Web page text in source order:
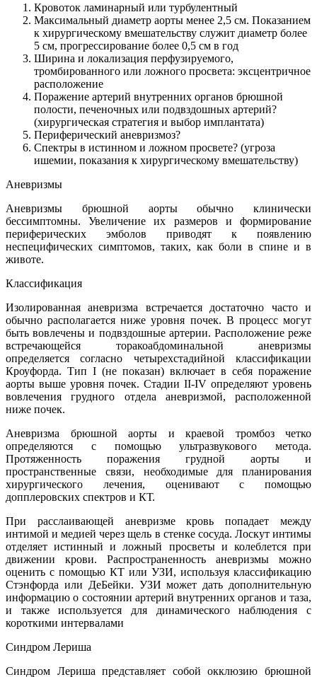
Кровоток ламинарный или турбулентный
Максимальный диаметр аорты менее 2,5 см. Показанием
к хирургическому вмешательству служит диаметр более
5 см, прогрессирование более 0,5 см в год
Ширина и локализация перфузируемого,
тромбированного или ложного просвета: эксцентричное
расположение
Поражение артерий внутренних органов брюшной
полости, печеночных или подвздошных артерий?
(хирургическая стратегия и выбор имплантата)
Периферический аневризмоз?
Спектры в истинном и ложном просвете? (угроза
ишемии, показания к хирургическому вмешательству)
Аневризмы
Аневризмы брюшной аорты обычно клинически
бессимптомны. Увеличение их размеров и формирование
периферических эмболов приводят к появлению
неспецифических симптомов, таких, как боли в спине и в
животе.
Классификация
Изолированная аневризма встречается достаточно часто и
обычно располагается ниже уровня почек. В процесс могут
быть вовлечены и подвздошные артерии. Расположение реже
встречающейся торакоабдоминальной аневризмы
определяется согласно четырехстадийной классификации
Кроуфорда. Тип I (не показан) включает в себя поражение
аорты выше уровня почек. Стадии II-IV определяют уровень
вовлечения грудного отдела аневризмой, расположенной
ниже почек.
Аневризма брюшной аорты и краевой тромбоз четко
определяются с помощью ультразвукового метода.
Протяженность поражения грудной аорты и
пространственные связи, необходимые для планирования
хирургического лечения, оценивают с помощью
допплеровских спектров и КТ.
При расслаивающей аневризме кровь попадает между
интимой и медией через щель в стенке сосуда. Лоскут интимы
отделяет истинный и ложный просветы и колеблется при
движении крови. Распространенность аневризмы можно
оценить с помощью КТ или УЗИ, используя классификацию
Стэнфорда или ДеБейки. УЗИ может дать дополнительную
информацию о состоянии артерий внутренних органов и таза,
и также используется для динамического наблюдения с
короткими интервалами
Синдром Лериша
Синдром Лериша представляет собой окклюзию брюшной